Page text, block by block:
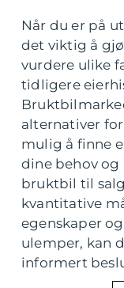
Når du er på
det viktig å
vurdere ulike
tidligere
alternativer
mulig å finne
dine behov og
bruktbil til
kvantitative
egenskaper
ulemper, kan
informert